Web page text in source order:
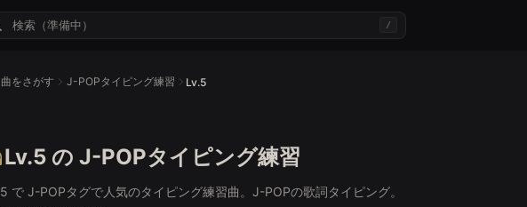
/
曲をさがす J-POPタイピング練習 Lv.5
Lv.5 の J-POPタイピング練習
で J-POPタグで人気のタイピング練習曲。J-POPの歌詞タイピング。